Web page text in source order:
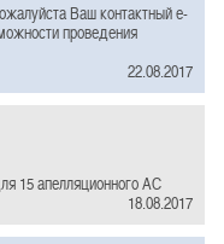
Ваш контактный e-
проведения
22.08.2017
15 апелляционного АС
18.08.2017